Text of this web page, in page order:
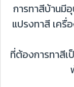
การทาสีบ้านมี
แปรงทาสี เครื่
ที่ต้องการทาสี